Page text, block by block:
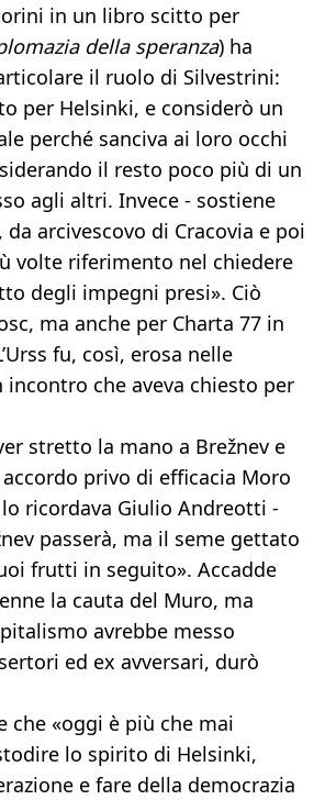
in un libro scitto per
della speranza) ha
il ruolo di Silvestrini:
per Helsinki, e considerò un
perché sanciva ai loro occhi
il resto poco più di un
agli altri. Invece - sostiene
da arcivescovo di Cracovia e poi
volte riferimento nel chiedere
degli impegni presi». Ciò
ma anche per Charta 77 in
fu, così, erosa nelle
che aveva chiesto per
stretto la mano a Brežnev e
privo di efficacia Moro
ricordava Giulio Andreotti -
passerà, ma il seme gettato
frutti in seguito». Accadde
la cauta del Muro, ma
avrebbe messo
ed ex avversari, durò
che «oggi è più che mai
lo spirito di Helsinki,
e fare della democrazia